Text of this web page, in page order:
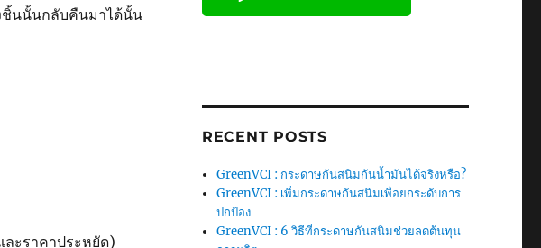
ชิ้นนั้นกลับคืนมาได้นั้น
ะราคาประหยัด)
RECENT POSTS
GreenVCI : กระดาษกันสนิมกันน้ำมันได้จริงหรือ?
GreenVCI : เพิ่มกระดาษกันสนิมเพื่อยกระดับการ
ปกป้อง
GreenVCI : 6 วิธีที่กระดาษกันสนิมช่วยลดต้นทุน